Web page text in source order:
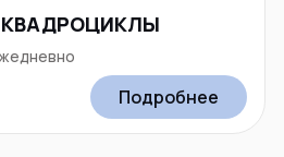
Подробнее